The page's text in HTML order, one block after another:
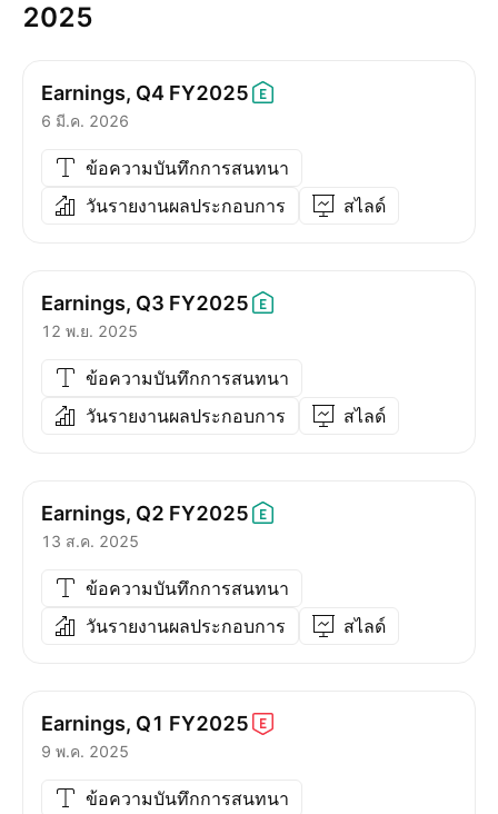
2025
Earnings, Q4 FY2025
6 มี.ค. 2026
ข้อความบันทึกการสนทนา
วันรายงานผลประกอบการ
สไลด์
Earnings, Q3 FY2025
12 พ.ย. 2025
ข้อความบันทึกการสนทนา
วันรายงานผลประกอบการ
สไลด์
Earnings, Q2 FY2025
13 ส.ค. 2025
ข้อความบันทึกการสนทนา
วันรายงานผลประกอบการ
สไลด์
Earnings, Q1 FY2025
9 พ.ค. 2025
ข้อความบันทึกการสนทนา